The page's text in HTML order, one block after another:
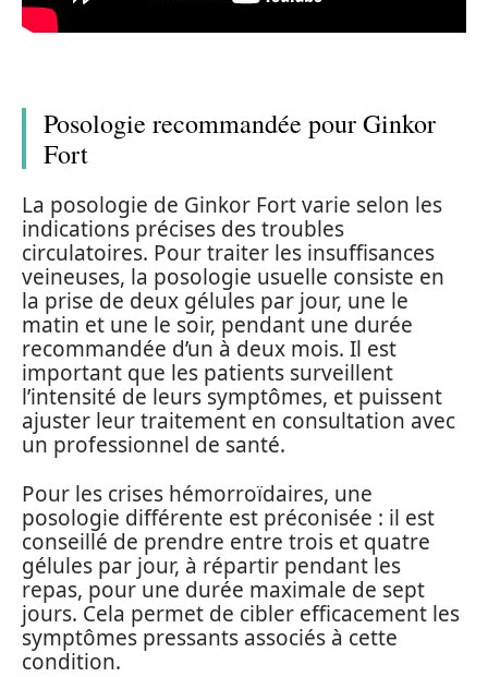
Posologie recommandée pour Ginkor
Fort
La posologie de Ginkor Fort varie selon les
indications précises des troubles
circulatoires. Pour traiter les insuffisances
veineuses, la posologie usuelle consiste en
la prise de deux gélules par jour, une le
matin et une le soir, pendant une durée
recommandée d’un à deux mois. Il est
important que les patients surveillent
l’intensité de leurs symptômes, et puissent
ajuster leur traitement en consultation avec
un professionnel de santé.
Pour les crises hémorroïdaires, une
posologie différente est préconisée : il est
conseillé de prendre entre trois et quatre
gélules par jour, à répartir pendant les
repas, pour une durée maximale de sept
jours. Cela permet de cibler efficacement les
symptômes pressants associés à cette
condition.